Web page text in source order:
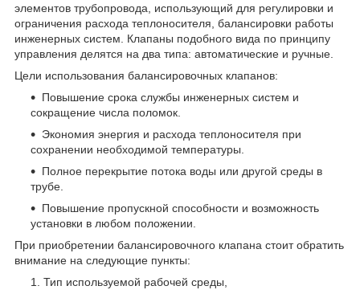
элементов трубопровода, использующий для регулировки и
ограничения расхода теплоносителя, балансировки работы
инженерных систем. Клапаны подобного вида по принципу
управления делятся на два типа: автоматические и ручные.
Цели использования балансировочных клапанов:
Повышение срока службы инженерных систем и
сокращение числа поломок.
Экономия энергия и расхода теплоносителя при
сохранении необходимой температуры.
Полное перекрытие потока воды или другой среды в
трубе.
Повышение пропускной способности и возможность
установки в любом положении.
При приобретении балансировочного клапана стоит обратить
внимание на следующие пункты:
Тип используемой рабочей среды,